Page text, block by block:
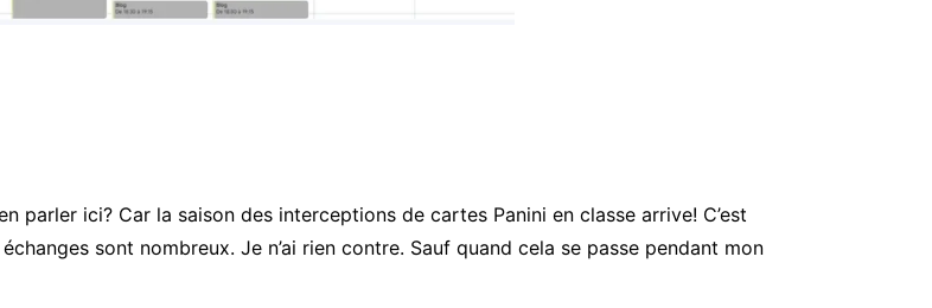
parler ici? Car la saison des interceptions de cartes Panini en classe arrive! C’est
sont nombreux. Je n’ai rien contre. Sauf quand cela se passe pendant mon